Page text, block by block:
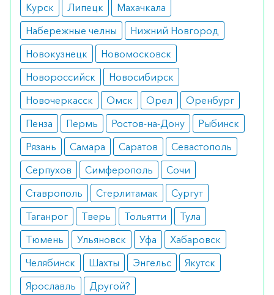
Режим дозирования
Принимают одни раз в сутки. В некоторых
случаях допускается повышение суточной
дозировки до двух капсул.
Особые указания
Не относится к производным Амфетамина и не
вызывает синдрома отмены.
Медики о препарате
Врачи отмечают препарат как особенно
выгодный, не требующий плавного снижения
дозировки и при этом высокоэффективного в
плане лечения СДВГ.
Как оформить заказ?
Курск
Липецк
Махачкала
Набережные челны
Нижний Новгород
Новокузнецк
Новомосковск
Новороссийск
Новосибирск
Новочеркасск
Омск Орел
Оренбург
Пенза
Пермь Ростов-на-Дону
Рыбинск
Рязань
Самара Саратов
Севастополь
Серпухов
Симферополь
Сочи
Ставрополь
Стерлитамак
Сургут
Таганрог
Тверь Тольятти
Тула
Тюмень
Ульяновск Уфа
Хабаровск
Челябинск
Шахты Энгельс
Якутск
Ярославль
Другой?